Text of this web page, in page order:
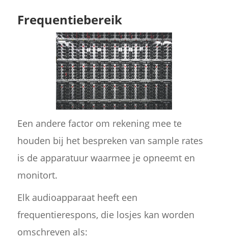
Frequentiebereik
Een andere factor om rekening mee te
houden bij het bespreken van sample rates
is de apparatuur waarmee je opneemt en
monitort.
Elk audioapparaat heeft een
frequentierespons, die losjes kan worden
omschreven als: